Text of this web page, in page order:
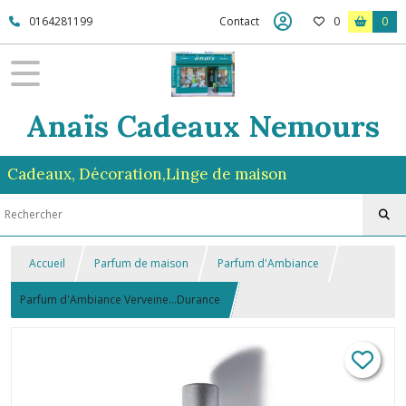
0164281199 Contact 0 0
Anaïs Cadeaux Nemours
Cadeaux, Décoration,Linge de maison
Accueil Parfum de maison Parfum d'Ambiance
Parfum d'Ambiance Verveine...Durance